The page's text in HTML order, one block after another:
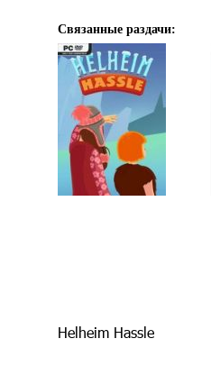
Связанные раздачи:
Helheim Hassle